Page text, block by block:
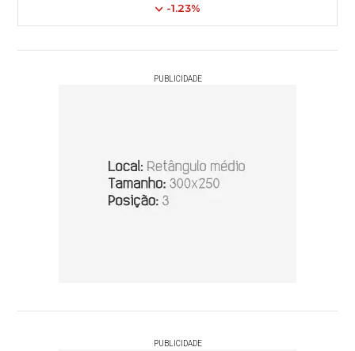
-1.23%
PUBLICIDADE
PUBLICIDADE